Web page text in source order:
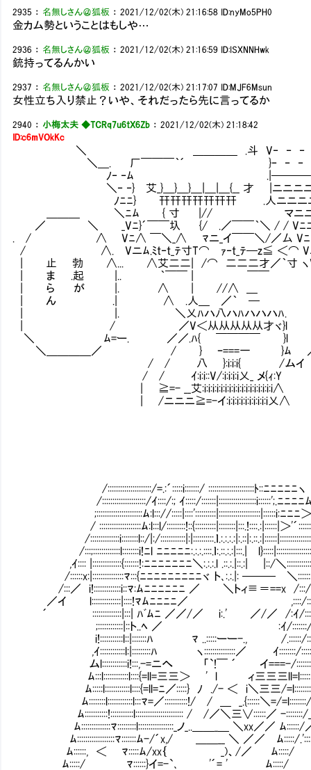
2935 ： 名無しさん＠狐板 ：2021/12/02(木) 21:16:58 ID:nyMo5PH0
金カム勢ということはもしや…
2936 ： 名無しさん＠狐板 ：2021/12/02(木) 21:16:59 ID:ISXNNHwk
銃持ってるんかい
2937 ： 名無しさん＠狐板 ：2021/12/02(木) 21:17:07 ID:MJF6Msun
女性立ち入り禁止？いや、それだったら先に言ってるか
2940 ： 小梅太夫 ◆TCRq7u6tX6Zb ：2021/12/02(木) 21:18:42
ID:c6mVOkKc
＼ ＿＿＿＿ .斗 V‐ ‐ ‐ ‐ ‐
＼＿. 厂￣￣￣｀´ }‐ ‐ ‐ ‐ ‐ ＞
ﾉ‐ ‐ﾑ .|───── / __ 寸ニ
＼‐ ‐} 艾_}＿}＿}＿|＿|＿{__ 才 |ニニニニニ
ﾉﾆﾆ} 幵幵幵幵幵幵幵 .人ニニニニ
＿＿＿ ＼ﾆﾑ { 寸 |// マニニ{ /-‐寸
／ ＼ _Vﾆ}´￣￣圦 {/ .／￣￣｀＼ / / Vﾆﾆ V
. / ∧ Vﾆ∧ ￣＼_∧ ﾏニ_イ￣￣＼/／厶 Vﾆﾆ.
/ ∧. Vニﾑ.ﾐt‐t_ﾃ寸T⌒ ｧ‐t_ﾃ─z≦ ＜⌒ V
| 止 勃 ∧... ∧艾二二| /⌒ 二二二才／｀寸
| ま .起 |.. ｀￣￣ | ￣￣
| ら が |. ∧ | //∧ ＿ Vﾆ
| ん .| ∧ .人＿ ／｀ ─
| |. ＼乂ﾊハ八ハﾊハハハﾊ.
| / ／V＜从从从从从才ヾ}l
＼ ﾑ=ー. ／／.ﾊ{ ￣￣￣
＼＿＿＿＿／ / } ｰ===一 }ﾑ
/ / 八 }:i:i:i{ /ムイ
/ / ｲ:i:i::V/:i:i:i:i乂_ メ{ｨ:Y
| ≧=- __艾:i:i:i:i:i:i:i:i:i:i:i:i:i:i:i:i:i∧
| /ニニニ≧=-イ:i:i:i:i:i:i:i:i:i:i乂∧ .
/:::::::::::::::::::::/=.:´:::::i:::::::/ ::::::::::::::::::::::ﾄ::ﾆﾆﾆﾆﾆヽ
/:::::::::::::::::::::/ｲ::::/:; ｲ:::::/:::::::|::::::::::::::::::i::::::';.ﾆﾆﾆﾆ
;::::::::::::::::::::::ﾑ:l::://:::::|::::'::::::::::|::::::::::::::::::::|::::::i:ﾆﾆﾆ
/ ::::::::::::::::::::ﾑ:l:::l/:::::::::!::{::::::::::|::::::::|:::.!::::.:|::::::|＞
/::::::::::::::i::::::::l::/|:/::::::::::::|:|::::::::::.ｌ
/:::;:::::::::::::l::::::::i!ﾆl ﾆﾆﾆﾆﾆ:.:.:.::::.ｌ
,ｲ:::: |::::::::::::::{:::::::!:ﾆﾆﾆﾆﾆﾆﾆ＼:.:.:.l .::.:.|::.:| |::/＼
/::::::x:|:::::::::::::::ﾏ:::{ﾆﾆﾆﾆﾆﾆﾆﾆﾆヾ ト､:.:.|: ─── ＼
/:::／ i!:::::::::::::i::ﾏ:ﾑﾆﾆﾆﾆﾆﾆ ／ ＼トィ≡＝==x /:::/
／イ l::::::::::::::|::::!ﾏﾑﾆﾆﾆﾆ／ ,::::/::::::l::::::::ﾍ 二
´ ::::::::::::::|:::| ﾊﾞﾑﾆ ／／/／ i:.' ／/／ /:ｲ/::::/
;::::::::::::|::ト..ﾍ ／ :ｲ/:::::::/:::::::::::/:ﾍ そ
i!:::::::::::l::|:::::::ﾊ ﾏ ..:::::ーー-., /.::::::/
,ｲ::::::::::::l:|:::::::::ﾊ ヽ:::::::::::::::／ ｲ::::::::/
ムl::::::::::::i!:::,-=ニへ 「`!￣ ´ イ===-/:::::::::::/
ﾑ:::l::::::::::::l::::{=ll=三三＞ ' l ィ三三三ll=l:::::::/
ﾑ:::::l::::::::::::l::::{=ll=ﾆ／:::::} ﾉ ./- ＜ i＼三三/=l::::::::/
ﾑ::::::::l::::::::::::l:::ﾏ=／:::::::::::!/ / ＿ _.{::::::＼=/=l::::::::/
ﾑ:::::::::::!:::::::::::l::::::::::::::::::::::: / /／＼三∨::::::／ -::::::::/_フ
ﾑ::::::::::::::ﾏ:::::::::l:::::::::::::::::_ノ_..＿＿_＿ ＼xx／／ ﾑ::::::/／
ﾑ::::::::::::::::::ﾏ:::::::ﾑ-/´x,/ ＿＿__ ＼ ／／ ﾑ:::::/
ﾑ::::::, ＜ ﾏ:::::ﾑ/xx｛ _)、/／ ﾑ:::::/ ＞
ﾑ:::::/ ﾏ::::::}イ=-`､ '´= ' ﾑ:::::/ ヽ